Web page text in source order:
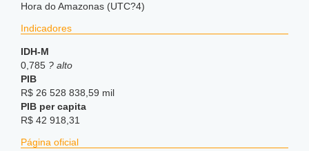
Hora do Amazonas (UTC?4)
Indicadores
IDH-M
0,785 ? alto
PIB
R$ 26 528 838,59 mil
PIB per capita
R$ 42 918,31
Página oficial